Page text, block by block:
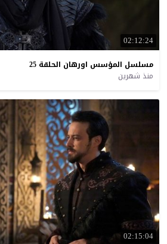
02:12:24
مسلسل المؤسس اورهان الحلقة 25
منذ شهرين
02:15:04